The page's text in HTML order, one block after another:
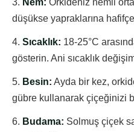
3. Nem: Orkideniz nemli
düşükse yapraklarına
4. Sıcaklık: 18-25°C
gösterin. Ani sıcaklık
5. Besin: Ayda bir kez,
gübre kullanarak çiçeğinizi
6. Budama: Solmuş çiçek